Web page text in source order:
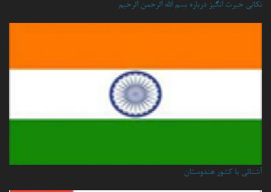
نكاتي حيرت انگيز درباره بسم الله الرحمن الرحيم
آشنائی با کشور هندوستان